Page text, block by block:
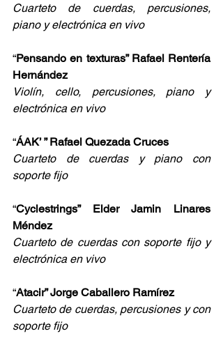
Cuarteto de cuerdas, percusiones,
piano y electrónica en vivo
“Pensando en texturas” Rafael Rentería
Hernández
Violín, cello, percusiones, piano y
electrónica en vivo
“ÁAK’ ” Rafael Quezada Cruces
Cuarteto de cuerdas y piano con
soporte fijo
“Cyclestrings” Elder Jamin Linares
Méndez
Cuarteto de cuerdas con soporte fijo y
electrónica en vivo
“Atacir” Jorge Caballero Ramírez
Cuarteto de cuerdas, percusiones y con
soporte fijo